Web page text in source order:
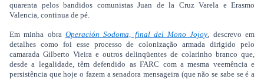
quarenta pelos bandidos comunistas Juan de la Cruz Varela e Erasmo
Valencia, continua de pé.
Em minha obra Operación Sodoma, final del Mono Jojoy, descrevo em
detalhes como foi esse processo de colonização armada dirigido pelo
camarada Gilberto Vieira e outros delinqüentes de colarinho branco que,
desde a legalidade, têm defendido as FARC com a mesma veemência e
persistência que hoje o fazem a senadora mensageira (que não se sabe se é a